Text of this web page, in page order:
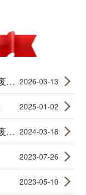
新乡市元亨机械有限公司2025年度固体废物产生信息公示 2026-03-13
2025-01-02
新乡市元亨机械有限公司2023年度固体废物产生信息公示 2024-03-18
2023-07-26
2023-05-10